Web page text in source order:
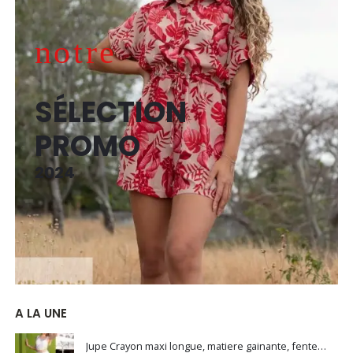
notre
SÉLECTION
PROMO
2024
A LA UNE
Jupe Crayon maxi longue, matiere gainante, fente sur le côté (Noir / Blanc)